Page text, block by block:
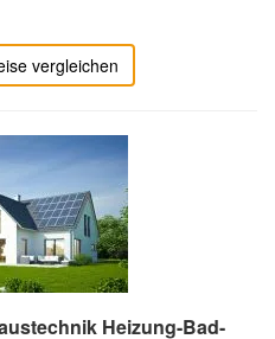
vergleichen
Heizung-Bad-